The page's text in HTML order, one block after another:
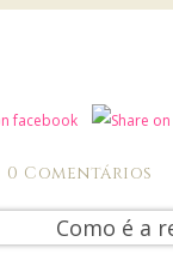
0 Comentários